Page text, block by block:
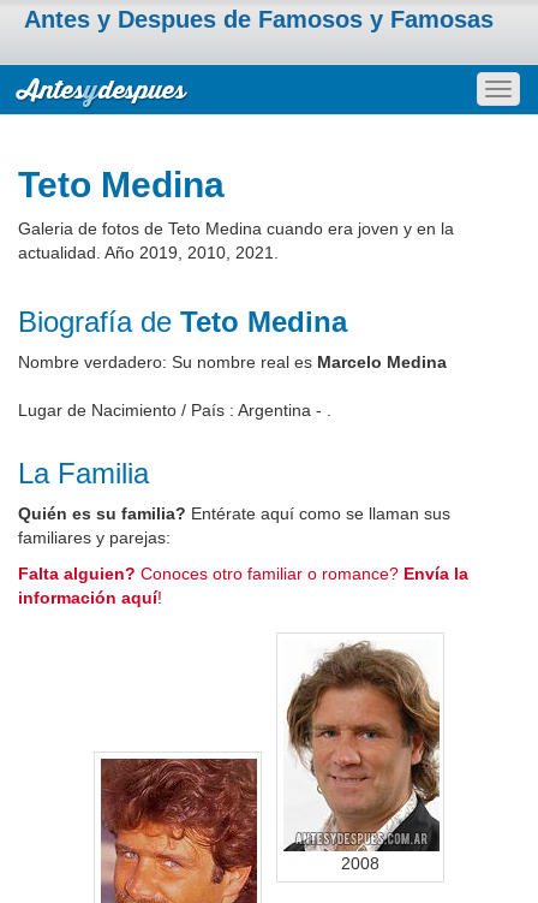
Antes y Despues de Famosos y Famosas
Teto Medina
Galeria de fotos de Teto Medina cuando era joven y en la
actualidad. Año 2019, 2010, 2021.
Biografía de Teto Medina
Nombre verdadero: Su nombre real es Marcelo Medina
Lugar de Nacimiento / País : Argentina - .
La Familia
Quién es su familia? Entérate aquí como se llaman sus
familiares y parejas:
Falta alguien? Conoces otro familiar o romance? Envía la
información aquí!
2008